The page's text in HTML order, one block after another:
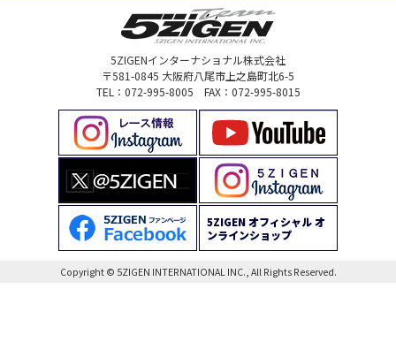
5ZIGENインターナショナル株式会社
〒581-0845 大阪府八尾市上之島町北6-5
TEL：072-995-8005 FAX：072-995-8015
5ZIGEN オフィシャル オ
ンラインショップ
Copyright © 5ZIGEN INTERNATIONAL INC., All Rights Reserved.